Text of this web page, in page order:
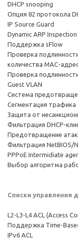
DHCP snooping
Опция 82 протокола
IP Source Guard
Dynamic ARP
Поддержка sFlow
Проверка
количества MAC-
Проверка
Guest VLAN
Система
Сегментация трафика
Защита от
Фильтрация DHCP-
Предотвращение атак
Фильтрация NetBIOS/
PPPoE Intermidiate
Выбор алгоритма
Списки управления
L2-L3-L4 ACL (Access
Поддержка Time-
IPv6 ACL